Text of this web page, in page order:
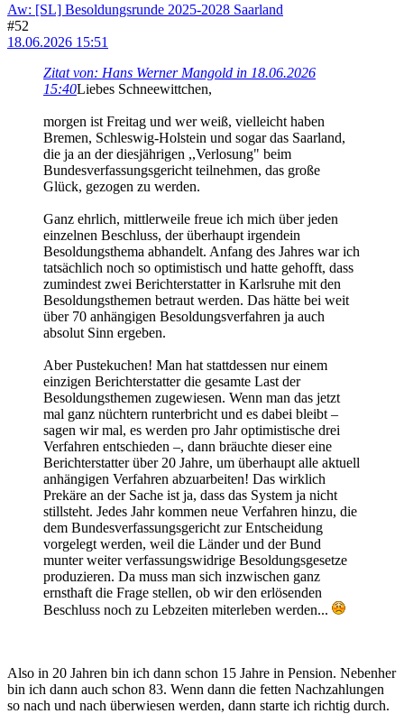
Aw: [SL] Besoldungsrunde 2025-2028 Saarland
#52
18.06.2026 15:51
Zitat von: Hans Werner Mangold in 18.06.2026
15:40Liebes Schneewittchen,
morgen ist Freitag und wer weiß, vielleicht haben
Bremen, Schleswig-Holstein und sogar das Saarland,
die ja an der diesjährigen ,,Verlosung" beim
Bundesverfassungsgericht teilnehmen, das große
Glück, gezogen zu werden.
Ganz ehrlich, mittlerweile freue ich mich über jeden
einzelnen Beschluss, der überhaupt irgendein
Besoldungsthema abhandelt. Anfang des Jahres war ich
tatsächlich noch so optimistisch und hatte gehofft, dass
zumindest zwei Berichterstatter in Karlsruhe mit den
Besoldungsthemen betraut werden. Das hätte bei weit
über 70 anhängigen Besoldungsverfahren ja auch
absolut Sinn ergeben.
Aber Pustekuchen! Man hat stattdessen nur einem
einzigen Berichterstatter die gesamte Last der
Besoldungsthemen zugewiesen. Wenn man das jetzt
mal ganz nüchtern runterbricht und es dabei bleibt –
sagen wir mal, es werden pro Jahr optimistische drei
Verfahren entschieden –, dann bräuchte dieser eine
Berichterstatter über 20 Jahre, um überhaupt alle aktuell
anhängigen Verfahren abzuarbeiten! Das wirklich
Prekäre an der Sache ist ja, dass das System ja nicht
stillsteht. Jedes Jahr kommen neue Verfahren hinzu, die
dem Bundesverfassungsgericht zur Entscheidung
vorgelegt werden, weil die Länder und der Bund
munter weiter verfassungswidrige Besoldungsgesetze
produzieren. Da muss man sich inzwischen ganz
ernsthaft die Frage stellen, ob wir den erlösenden
Beschluss noch zu Lebzeiten miterleben werden...
Also in 20 Jahren bin ich dann schon 15 Jahre in Pension. Nebenher
bin ich dann auch schon 83. Wenn dann die fetten Nachzahlungen
so nach und nach überwiesen werden, dann starte ich richtig durch.